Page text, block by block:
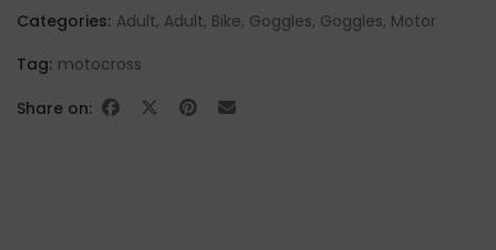
Categories: Adult, Adult, Bike, Goggles, Goggles, Motor
Tag: motocross
Share on: